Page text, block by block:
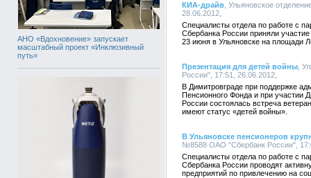
АНО «Вдохновение» запускает
масштабный проект «Инклюзивный
путь»
КИА-драйв , Ульяновское
28.06.2012,
Специалисты отдела по работе с
Сбербанка России приняли
23 июня в Ульяновске на площади
Презентация для детей войны ,
России", 17:51, 26.06.2012,
В Димитровграде при поддержке
Пенсионного Фонда и при участии
России состоялась встреча
имеют статус «детей войны».
В Ульяновске пенсионеров
№8588 ОАО "Сбербанк России",
Специалисты отдела по работе с
Сбербанка России проводят
предприятий по привлечению на